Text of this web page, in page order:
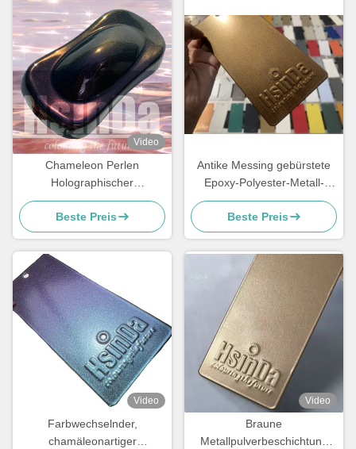
Video
Chameleon Perlen
Holographischer
Regenbogen Metallfarben
Pulverbeschichtung Super
Flash
Beste Preis
Antike Messing gebürstete
Epoxy-Polyester-Metall-
Sprayfarbe Polnische
Pulverbeschichtung
Beste Preis
Video
Farbwechselnder,
chamäleonartiger
Video
Braune
Metallpulverbeschichtung